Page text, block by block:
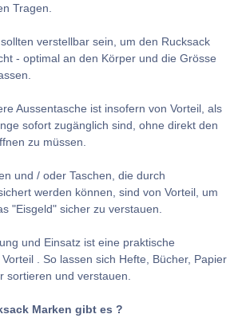
Tragen.
verstellbar sein, um den Rucksack
- optimal an den Körper und die Grösse
Aussentasche ist insofern von Vorteil, als
sofort zugänglich sind, ohne direkt den
zu müssen.
und / oder Taschen, die durch
werden können, sind von Vorteil, um
"Eisgeld" sicher zu verstauen.
und Einsatz ist eine praktische
. So lassen sich Hefte, Bücher, Papier
sortieren und verstauen.
Marken gibt es ?